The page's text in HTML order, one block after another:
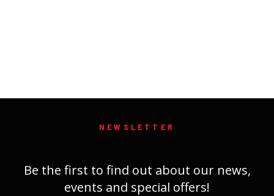
NEWSLETTER
Be the first to find out about our news,
events and special offers!